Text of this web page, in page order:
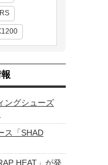
ングシューズ
ス「SHAD
HEAT」が発